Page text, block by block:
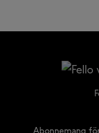
Abonnemang